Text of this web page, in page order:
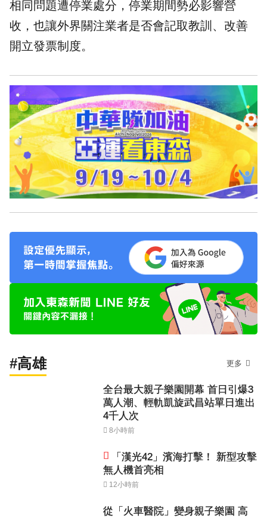
相同問題遭停業處分，停業期間勢必影響營
收，也讓外界關注業者是否會記取教訓、改善
開立發票制度。
#高雄 更多
全台最大親子樂園開幕 首日引爆3
萬人潮、輕軌凱旋武昌站單日進出
4千人次
8小時前
「漢光42」濱海打擊！ 新型攻擊
無人機首亮相
12小時前
從「火車醫院」變身親子樂園 高